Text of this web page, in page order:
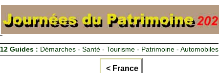
12 Guides : Démarches - Santé - Tourisme - Patrimoine - Automobiles
< France